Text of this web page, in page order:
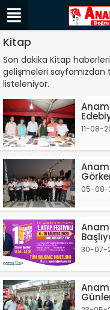
Kitap
Son dakika Kitap
gelişmeleri sayfamızdan
listeleniyor.
11-08-
05-08-
30-07-